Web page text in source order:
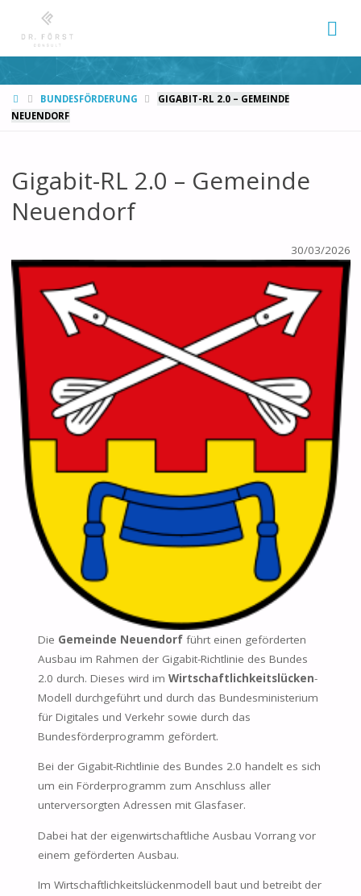
STARTBUNDESFÖRDERUNG
GIGABIT-RL 2.0 – GEMEINDE
NEUENDORF
Gigabit-RL 2.0 – Gemeinde
Neuendorf
30/03/2026
Die Gemeinde Neuendorfführt einen geförderten
Ausbau im Rahmen der Gigabit-Richtlinie des Bundes
2.0 durch. Dieses wird im Wirtschaftlichkeitslücken-
Modell durchgeführt und durch das Bundesministerium
für Digitales und Verkehr sowie durch das
Bundesförderprogramm gefördert.
Bei der Gigabit-Richtlinie des Bundes 2.0 handelt es sich
um ein Förderprogramm zum Anschluss aller
unterversorgten Adressen mit Glasfaser.
Dabei hat der eigenwirtschaftliche Ausbau Vorrang vor
einem geförderten Ausbau.
Im Wirtschaftlichkeitslückenmodell baut und betreibt der